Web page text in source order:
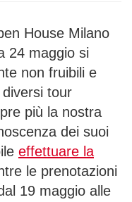
House Milano
24 maggio si
non fruibili e
tour
più la nostra
dei suoi
effettuare la
le prenotazioni
19 maggio alle